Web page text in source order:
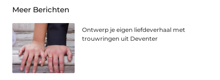
Meer Berichten
Ontwerp je eigen liefdeverhaal met
trouwringen uit Deventer